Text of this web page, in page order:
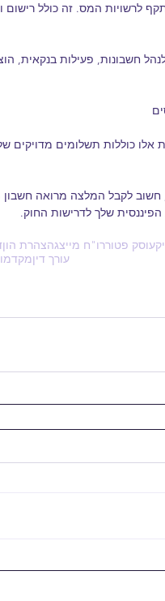
לרשויות המס. זה כולל רישום
חשבונות, פעילות בנקאית,
אלו כוללות תשלומים מדויקים
חשוב לקבל המלצה מרואה חשבון
שלך לדרישות החוק.
עוסק פטוררו"ח מייצגהצהרת הון
עורך דין